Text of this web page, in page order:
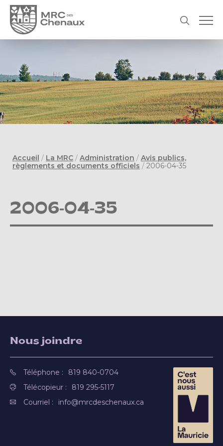
Accueil / La MRC / Administration / Avis publics,
règlements et documents officiels / 2006-04-35
2006-04-35
Nous joindre
Téléphone :
819 840-0704
Télécopieur :
819 295-5117
Courriel :
info@mrcdeschenaux.ca